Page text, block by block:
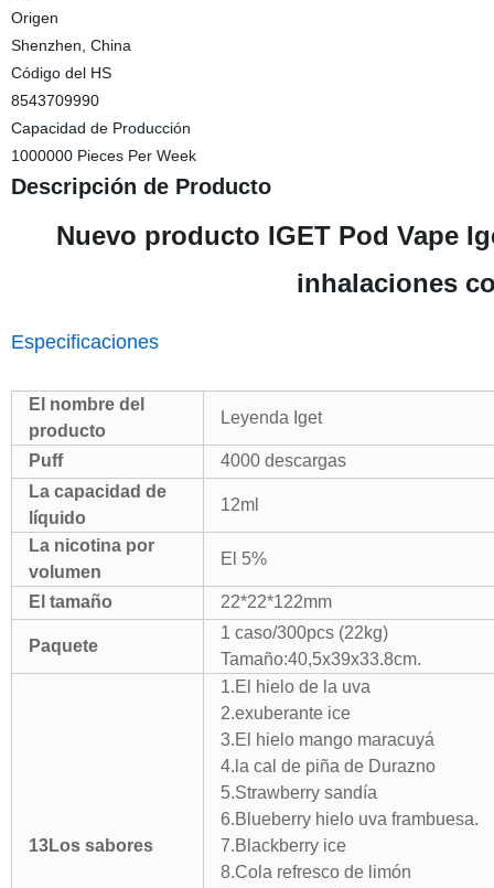
Origen
Shenzhen, China
Código del HS
8543709990
Capacidad de Producción
1000000 Pieces Per Week
Descripción de Producto
Nuevo producto IGET Pod Vape
inhalaciones
Especificaciones
El nombre del
producto
Leyenda Iget
Puff
4000 descargas
La capacidad de
líquido
12ml
La nicotina por
volumen
El 5%
El tamaño 22*22*122mm
Paquete
1 caso/300pcs (22kg)
Tamaño:40,5x39x33.8cm.
13Los sabores
1.El hielo de la uva
2.exuberante ice
3.El hielo mango maracuyá
4.la cal de piña de Durazno
5.Strawberry sandía
6.Blueberry hielo uva frambuesa.
7.Blackberry ice
8.Cola refresco de limón